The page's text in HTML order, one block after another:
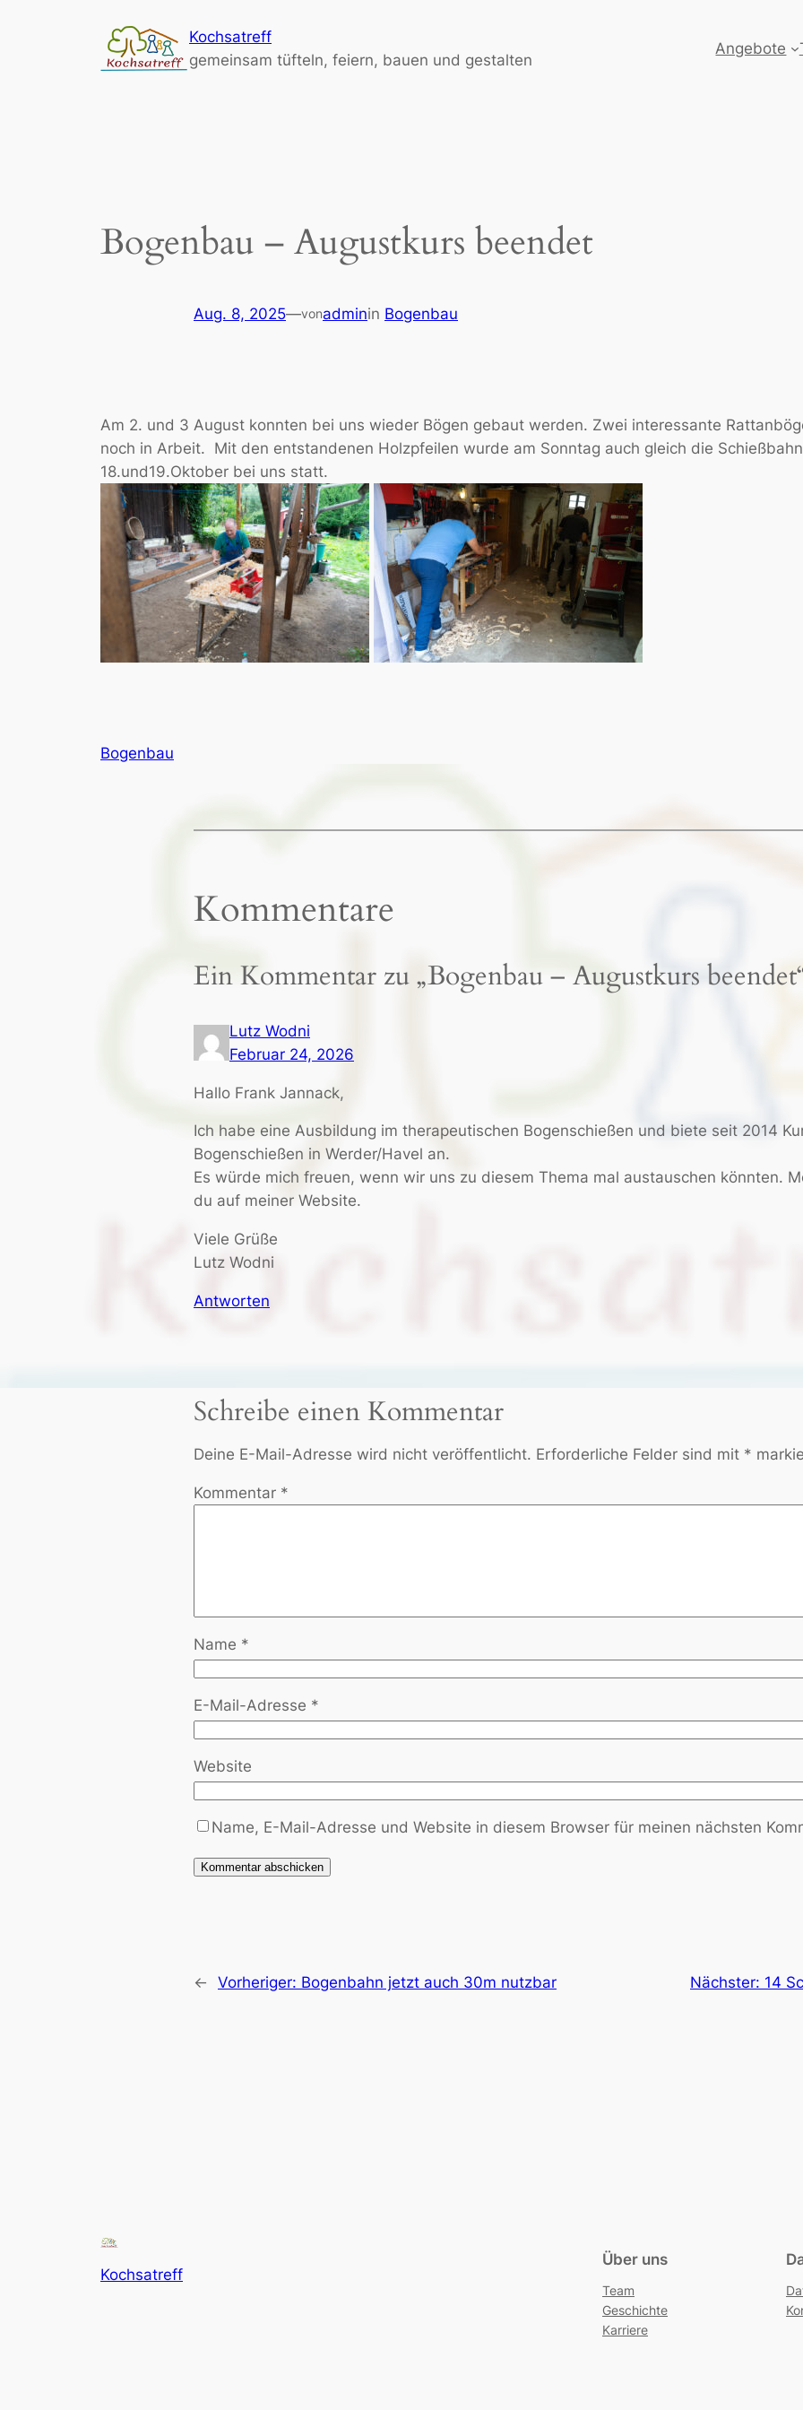
Kochsatreff
gemeinsam tüfteln, feiern, bauen und gestalten
Angebote
Bogenbau – Augustkurs beendet
Aug. 8, 2025—vonadminin Bogenbau
Am 2. und 3 August konnten bei uns wieder Bögen gebaut werden. Zwei interessante
noch in Arbeit. Mit den entstandenen Holzpfeilen wurde am Sonntag auch gleich die
18.und19.Oktober bei uns statt.
Bogenbau
Kommentare
Ein Kommentar zu „Bogenbau – Augustkurs
Lutz Wodni
Februar 24, 2026
Hallo Frank Jannack,
Ich habe eine Ausbildung im therapeutischen Bogenschießen und biete seit 2014
Bogenschießen in Werder/Havel an.
Es würde mich freuen, wenn wir uns zu diesem Thema mal austauschen könnten.
du auf meiner Website.
Viele Grüße
Lutz Wodni
Antworten
Schreibe einen Kommentar
Deine E-Mail-Adresse wird nicht veröffentlicht. Erforderliche Felder sind mit *
Kommentar *
Name *
E-Mail-Adresse *
Website
Name, E-Mail-Adresse und Website in diesem Browser für meinen nächsten
← Vorheriger: Bogenbahn jetzt auch 30m nutzbar Nächster: 14
Kochsatreff
Über uns
Team
Geschichte
Karriere